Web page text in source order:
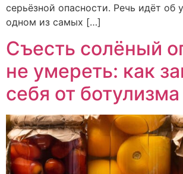
серьёзной опасности. Речь идёт об
одном из самых […]
Съесть солёный
не умереть: как
себя от ботулизма